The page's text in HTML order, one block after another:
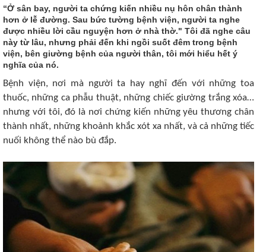
“Ở sân bay, người ta chứng kiến nhiều nụ hôn chân thành
hơn ở lễ đường. Sau bức tường bệnh viện, người ta nghe
được nhiều lời cầu nguyện hơn ở nhà thờ." Tôi đã nghe câu
này từ lâu, nhưng phải đến khi ngồi suốt đêm trong bệnh
viện, bên giường bệnh của người thân, tôi mới hiểu hết ý
nghĩa của nó.
Bệnh viện, nơi mà người ta hay nghĩ đến với những toa
thuốc, những ca phẫu thuật, những chiếc giường trắng xóa…
nhưng với tôi, đó là nơi chứng kiến những yêu thương chân
thành nhất, những khoảnh khắc xót xa nhất, và cả những tiếc
nuối không thể nào bù đắp.